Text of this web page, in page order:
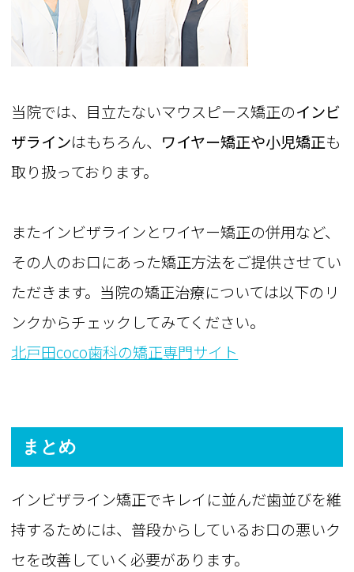
当院では、目立たないマウスピース矯正のインビ
ザラインはもちろん、 ワイヤー矯正や小児矯正も
取り扱っております。
またインビザラインとワイヤー矯正の併用など、
その人のお口にあった矯正方法をご提供させてい
ただきます。当院の矯正治療については以下のリ
ンクからチェックしてみてください。
北戸田coco歯科の矯正専門サイト
まとめ
インビザライン矯正でキレイに並んだ歯並びを維
持するためには、普段からしているお口の悪いク
セを改善していく必要があります。